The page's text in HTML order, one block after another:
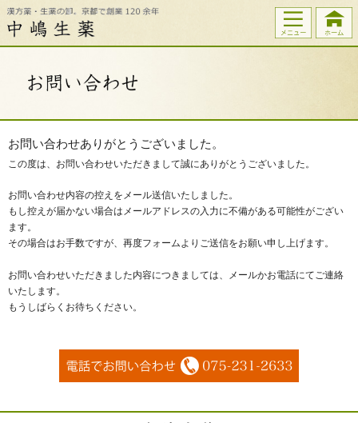
お問い合わせありがとうございました。
この度は、お問い合わせいただきまして誠にありがとうございました。
お問い合わせ内容の控えをメール送信いたしました。
もし控えが届かない場合はメールアドレスの入力に不備がある可能性がござい
ます。
その場合はお手数ですが、再度フォームよりご送信をお願い申し上げます。
お問い合わせいただきました内容につきましては、メールかお電話にてご連絡
いたします。
もうしばらくお待ちください。